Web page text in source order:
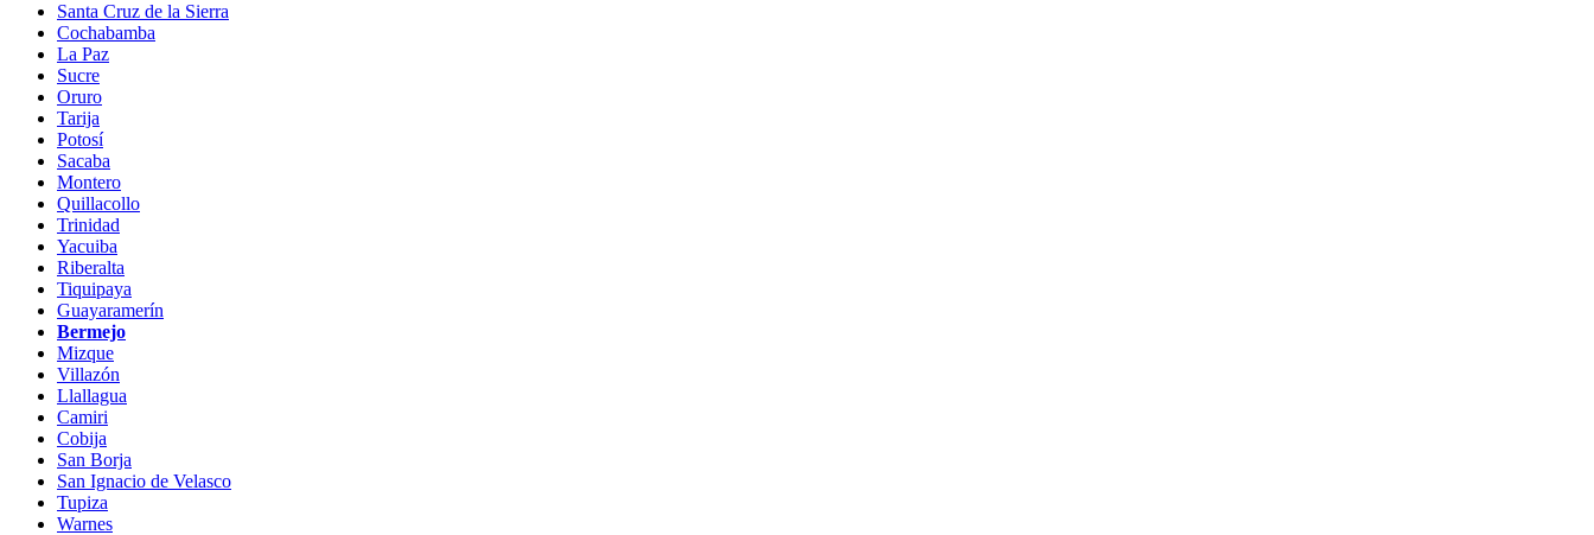
Santa Cruz de la Sierra
Cochabamba
La Paz
Sucre
Oruro
Tarija
Potosí
Sacaba
Montero
Quillacollo
Trinidad
Yacuiba
Riberalta
Tiquipaya
Guayaramerín
Bermejo
Mizque
Villazón
Llallagua
Camiri
Cobija
San Borja
San Ignacio de Velasco
Tupiza
Warnes